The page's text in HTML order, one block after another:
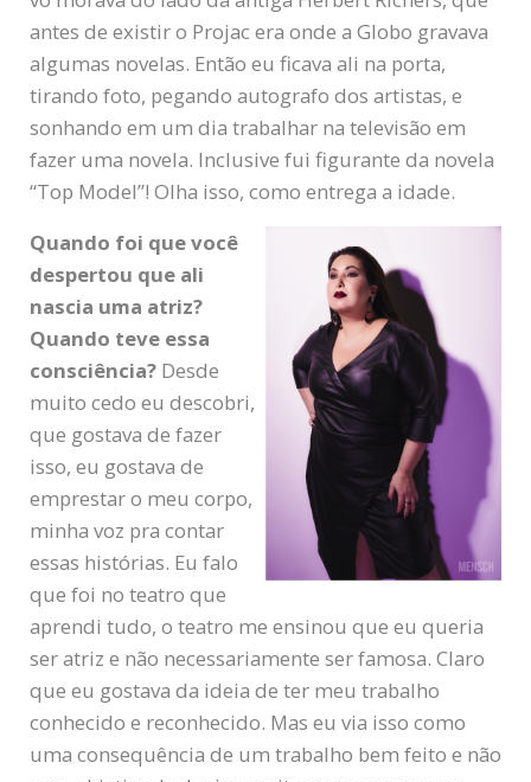
antes de existir o Projac era onde a Globo gravava
algumas novelas. Então eu ficava ali na porta,
tirando foto, pegando autografo dos artistas, e
sonhando em um dia trabalhar na televisão em
fazer uma novela. Inclusive fui figurante da novela
“Top Model”! Olha isso, como entrega a idade.
Quando foi que você
despertou que ali
nascia uma atriz?
Quando teve essa
consciência? Desde
muito cedo eu descobri,
que gostava de fazer
isso, eu gostava de
emprestar o meu corpo,
minha voz pra contar
essas histórias. Eu falo
que foi no teatro que
aprendi tudo, o teatro me ensinou que eu queria
ser atriz e não necessariamente ser famosa. Claro
que eu gostava da ideia de ter meu trabalho
conhecido e reconhecido. Mas eu via isso como
uma consequência de um trabalho bem feito e não